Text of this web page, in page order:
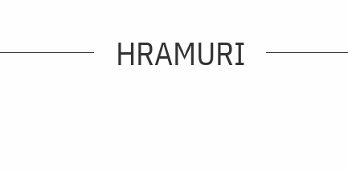
HRAMURI